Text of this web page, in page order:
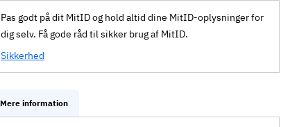
Pas godt på dit MitID og hold altid dine MitID-oplysninger for
dig selv. Få gode råd til sikker brug af MitID.
Sikkerhed
Mere information